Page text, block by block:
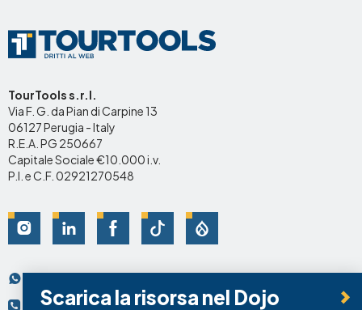
Scarica la risorsa nel Dojo
TourTools s.r.l.
Via F. G. da Pian di Carpine 13
06127 Perugia - Italy
R.E.A. PG 250667
Capitale Sociale €10.000 i.v.
P.I. e C.F. 02921270548
Social
Contatti
+39 075.95.69.74